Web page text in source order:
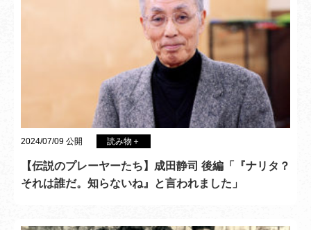
2024/07/09 公開 読み物＋
【伝説のプレーヤーたち】成田静司 後編「『ナリタ？
それは誰だ。知らないね』と言われました」